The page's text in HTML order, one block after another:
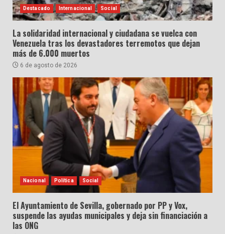
Destacado Internacional Social
La solidaridad internacional y ciudadana se vuelca con
Venezuela tras los devastadores terremotos que dejan
más de 6.000 muertos
6 de agosto de 2026
Nacional Política Social
El Ayuntamiento de Sevilla, gobernado por PP y Vox,
suspende las ayudas municipales y deja sin financiación a
las ONG